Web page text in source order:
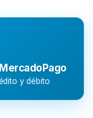
y débito